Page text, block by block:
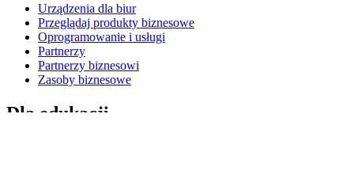
Urządzenia dla biur
Przeglądaj produkty biznesowe
Oprogramowanie i usługi
Partnerzy
Partnerzy biznesowi
Zasoby biznesowe
Dla edukacji